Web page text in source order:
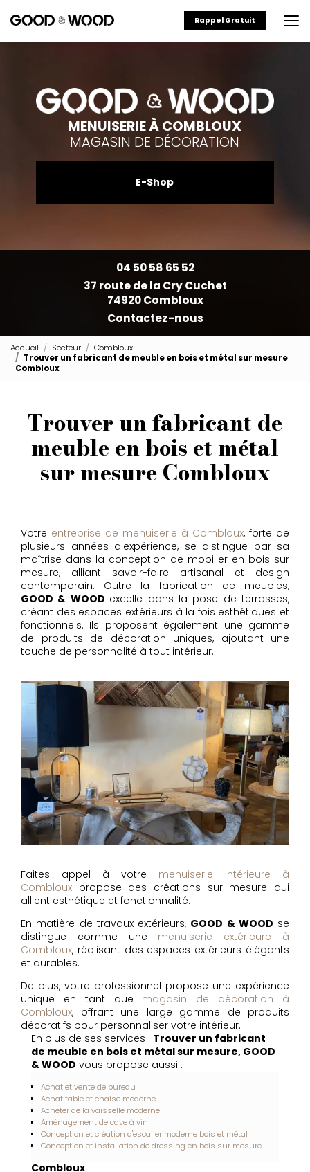
au
principal
Rappel Gratuit
MENUISERIE À COMBLOUX
MAGASIN DE DÉCORATION
E-Shop
04 50 58 65 52
37 route de la Cry Cuchet
74920 Combloux
Contactez-nous
Accueil Secteur
Combloux
Trouver un fabricant de meuble en bois et métal sur mesure
Combloux
Trouver un fabricant de
meuble en bois et métal
sur mesure Combloux
Votre entreprise de menuiserie à Combloux, forte de
plusieurs années d'expérience, se distingue par sa
maîtrise dans la conception de mobilier en bois sur
mesure, alliant savoir-faire artisanal et design
contemporain. Outre la fabrication de meubles,
GOOD & WOOD excelle dans la pose de terrasses,
créant des espaces extérieurs à la fois esthétiques et
fonctionnels. Ils proposent également une gamme
de produits de décoration uniques, ajoutant une
touche de personnalité à tout intérieur.
Faites appel à votre menuiserie intérieure à
Combloux propose des créations sur mesure qui
allient esthétique et fonctionnalité.
En matière de travaux extérieurs, GOOD & WOOD se
distingue comme une menuiserie extérieure à
Combloux, réalisant des espaces extérieurs élégants
et durables.
De plus, votre professionnel propose une expérience
unique en tant que magasin de décoration à
Combloux, offrant une large gamme de produits
décoratifs pour personnaliser votre intérieur.
En plus de ses services : Trouver un fabricant
de meuble en bois et métal sur mesure, GOOD
& WOOD vous propose aussi :
Achat et vente de bureau
Achat table et chaise moderne
Acheter de la vaisselle moderne
Aménagement de cave à vin
Conception et création d'escalier moderne bois et métal
Conception et installation de dressing en bois sur mesure
Combloux